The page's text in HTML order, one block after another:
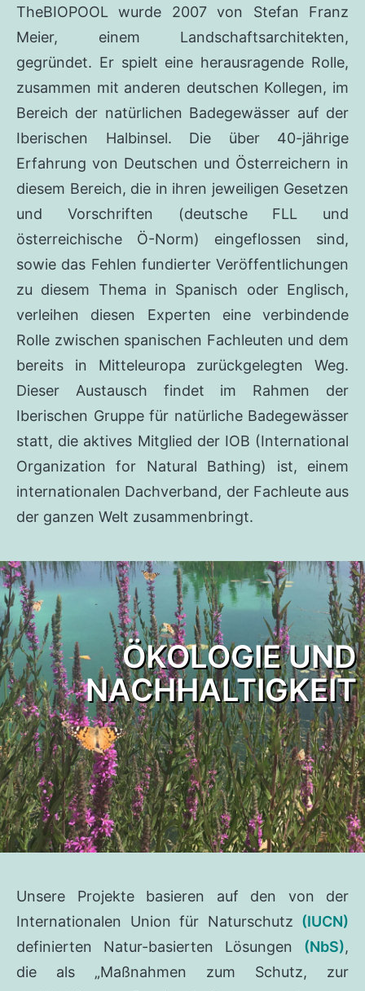
TheBIOPOOL wurde 2007 von Stefan Franz
Meier, einem Landschaftsarchitekten,
gegründet. Er spielt eine herausragende Rolle,
zusammen mit anderen deutschen Kollegen, im
Bereich der natürlichen Badegewässer auf der
Iberischen Halbinsel. Die über 40-jährige
Erfahrung von Deutschen und Österreichern in
diesem Bereich, die in ihren jeweiligen Gesetzen
und Vorschriften (deutsche FLL und
österreichische Ö-Norm) eingeflossen sind,
sowie das Fehlen fundierter Veröffentlichungen
zu diesem Thema in Spanisch oder Englisch,
verleihen diesen Experten eine verbindende
Rolle zwischen spanischen Fachleuten und dem
bereits in Mitteleuropa zurückgelegten Weg.
Dieser Austausch findet im Rahmen der
Iberischen Gruppe für natürliche Badegewässer
statt, die aktives Mitglied der IOB (International
Organization for Natural Bathing) ist, einem
internationalen Dachverband, der Fachleute aus
der ganzen Welt zusammenbringt.
ÖKOLOGIE UND
NACHHALTIGKEIT
Unsere Projekte basieren auf den von der
Internationalen Union für Naturschutz (IUCN)
definierten Natur-basierten Lösungen (NbS),
die als „Maßnahmen zum Schutz, zur